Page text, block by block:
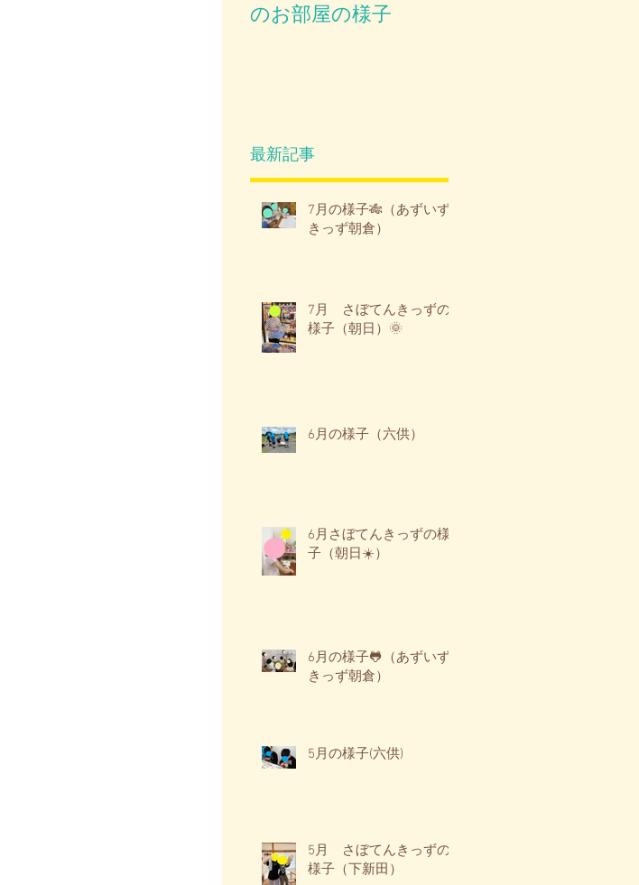
のお部屋の様子
最新記事
7月の様子🎋（あずいず
きっず朝倉）
7月 さぼてんきっずの
様子（朝日）🌞
6月の様子（六供）
6月さぼてんきっずの様
子（朝日☀️）
6月の様子🐸（あずいず
きっず朝倉）
5月の様子(六供)
5月 さぼてんきっずの
様子（下新田）